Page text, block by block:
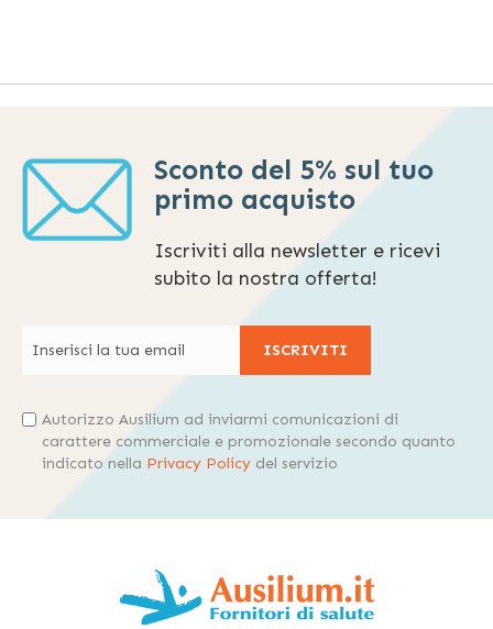
Sconto del 5% sul tuo
primo acquisto
Iscriviti alla newsletter e ricevi
subito la nostra offerta!
ISCRIVITI
Autorizzo Ausilium ad inviarmi comunicazioni di
carattere commerciale e promozionale secondo quanto
indicato nella Privacy Policy del servizio